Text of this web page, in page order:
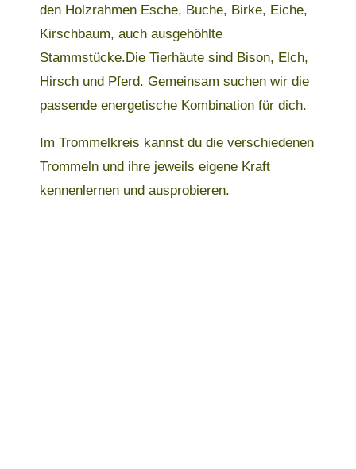
den Holzrahmen Esche, Buche, Birke, Eiche,
Kirschbaum, auch ausgehöhlte
Stammstücke.Die Tierhäute sind Bison, Elch,
Hirsch und Pferd. Gemeinsam suchen wir die
passende energetische Kombination für dich.
Im Trommelkreis kannst du die verschiedenen
Trommeln und ihre jeweils eigene Kraft
kennenlernen und ausprobieren.